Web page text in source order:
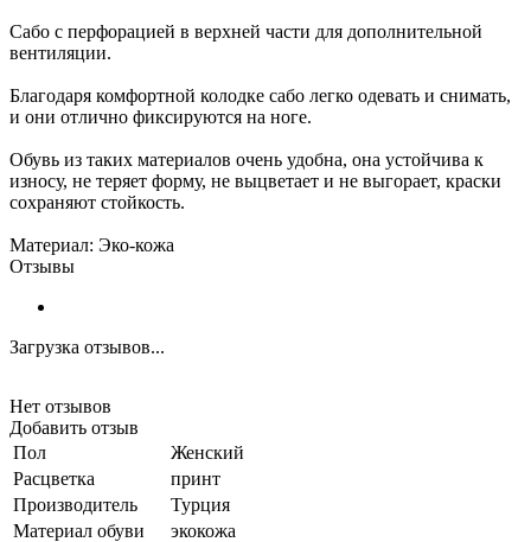
Сабо с перфорацией в верхней части для дополнительной
вентиляции.
Благодаря комфортной колодке сабо легко одевать и снимать,
и они отлично фиксируются на ноге.
Обувь из таких материалов очень удобна, она устойчива к
износу, не теряет форму, не выцветает и не выгорает, краски
сохраняют стойкость.
Материал: Эко-кожа
Отзывы
Загрузка отзывов...
Нет отзывов
Добавить отзыв
Пол
Женский
Расцветка
принт
Производитель
Турция
Материал обуви
экокожа